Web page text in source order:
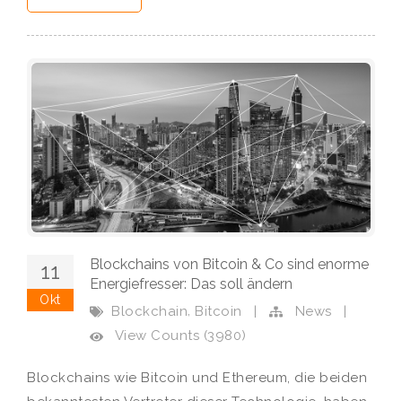
11
Okt
Blockchains von Bitcoin & Co sind enorme
Energiefresser: Das soll ändern
Blockchain, Bitcoin | News
|
View Counts (3980)
Blockchains wie Bitcoin und Ethereum, die beiden